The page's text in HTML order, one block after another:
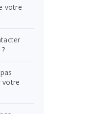
votre
votre